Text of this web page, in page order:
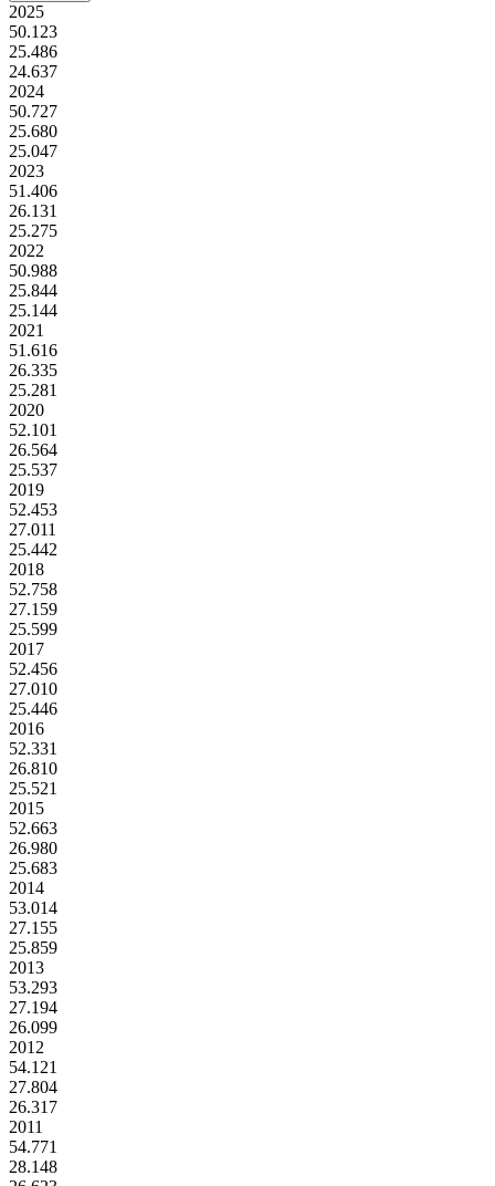
2025
50.123
25.486
24.637
2024
50.727
25.680
25.047
2023
51.406
26.131
25.275
2022
50.988
25.844
25.144
2021
51.616
26.335
25.281
2020
52.101
26.564
25.537
2019
52.453
27.011
25.442
2018
52.758
27.159
25.599
2017
52.456
27.010
25.446
2016
52.331
26.810
25.521
2015
52.663
26.980
25.683
2014
53.014
27.155
25.859
2013
53.293
27.194
26.099
2012
54.121
27.804
26.317
2011
54.771
28.148